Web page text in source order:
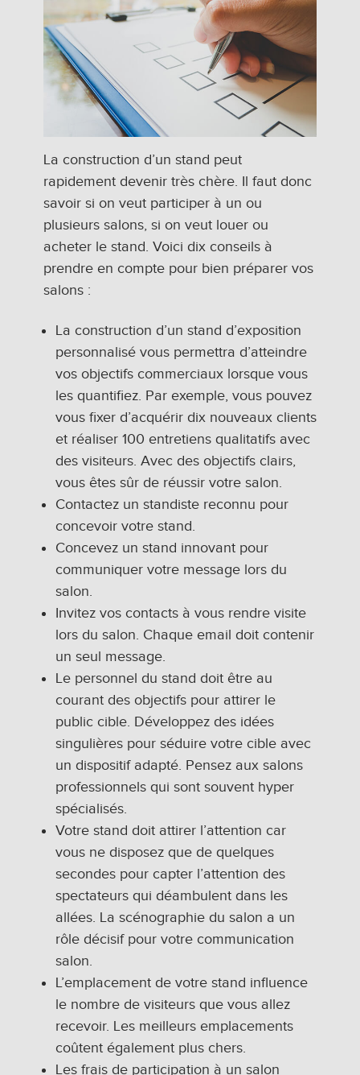
La construction d’un stand peut
rapidement devenir très chère. Il faut donc
savoir si on veut participer à un ou
plusieurs salons, si on veut louer ou
acheter le stand. Voici dix conseils à
prendre en compte pour bien préparer vos
salons :
La construction d’un stand d’exposition
personnalisé vous permettra d’atteindre
vos objectifs commerciaux lorsque vous
les quantifiez. Par exemple, vous pouvez
vous fixer d’acquérir dix nouveaux clients
et réaliser 100 entretiens qualitatifs avec
des visiteurs. Avec des objectifs clairs,
vous êtes sûr de réussir votre salon.
Contactez un standiste reconnu pour
concevoir votre stand.
Concevez un stand innovant pour
communiquer votre message lors du
salon.
Invitez vos contacts à vous rendre visite
lors du salon. Chaque email doit contenir
un seul message.
Le personnel du stand doit être au
courant des objectifs pour attirer le
public cible. Développez des idées
singulières pour séduire votre cible avec
un dispositif adapté. Pensez aux salons
professionnels qui sont souvent hyper
spécialisés.
Votre stand doit attirer l’attention car
vous ne disposez que de quelques
secondes pour capter l’attention des
spectateurs qui déambulent dans les
allées. La scénographie du salon a un
rôle décisif pour votre communication
salon.
L’emplacement de votre stand influence
le nombre de visiteurs que vous allez
recevoir. Les meilleurs emplacements
coûtent également plus chers.
Les frais de participation à un salon